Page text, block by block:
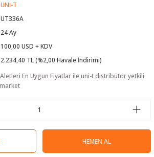
UNI-T
UT336A
24 Ay
100,00 USD + KDV
2.234,40 TL (%2,00 Havale İndirimi)
HEMEN AL